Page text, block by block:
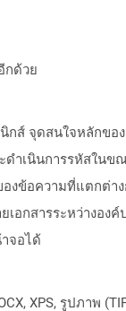
กด้วย
กส์ จุดสนใจหลักขอ
ดำเนินการรหัสใน
องข้อความที่แตกต่า
อกสารระหว่างอง
จอได้
รูปภาพ